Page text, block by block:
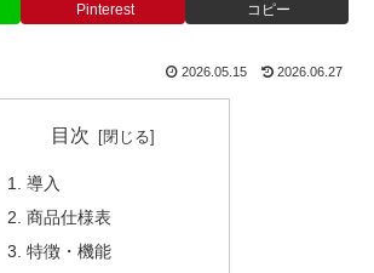
Pinterest コピー
2026.05.15 2026.06.27
目次
導入
商品仕様表
特徴・機能